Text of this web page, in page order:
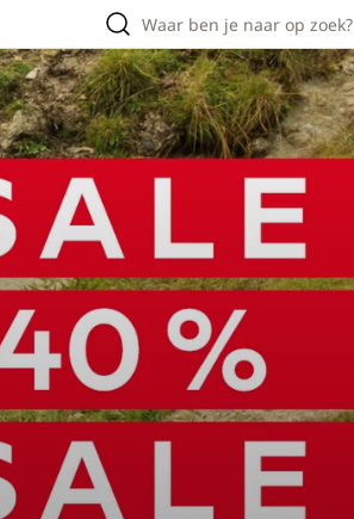
Waar ben je naar op zoek?